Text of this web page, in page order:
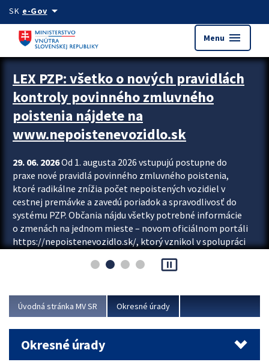
Preskocit na hlavný obsah
SK e-Govarrow_drop_down
Menu menu
Zastavit automatický posun upútavok
LEX PZP: všetko o nových pravidlách
kontroly povinného zmluvného
poistenia nájdete na
www.nepoistenevozidlo.sk
29. 06. 2026Od 1. augusta 2026 vstupujú postupne do
praxe nové pravidlá povinného zmluvného poistenia,
ktoré radikálne znížia počet nepoistených vozidiel v
cestnej premávke a zavedú poriadok a spravodlivosť do
systému PZP. Občania nájdu všetky potrebné informácie
o zmenách na jednom mieste – novom oficiálnom portáli
https://nepoistenevozidlo.sk/, ktorý vznikol v spolupráci
asociácie poisťovní (SLASPO) a Ministerstva vnútra SR.
Viac
pause_presentation
Úvodná stránka MV SR Okresné úrady
Okresné úrady